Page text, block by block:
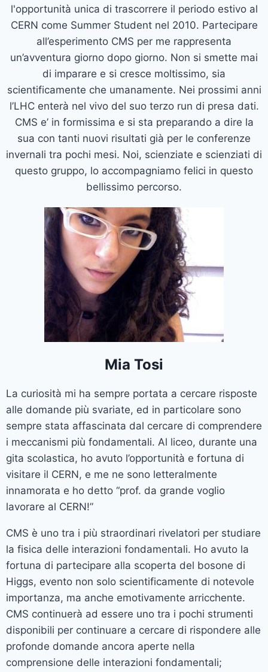
l'opportunità unica di trascorrere il periodo estivo al
CERN come Summer Student nel 2010. Partecipare
all’esperimento CMS per me rappresenta
un’avventura giorno dopo giorno. Non si smette mai
di imparare e si cresce moltissimo, sia
scientificamente che umanamente. Nei prossimi anni
l’LHC enterà nel vivo del suo terzo run di presa dati.
CMS e’ in formissima e si sta preparando a dire la
sua con tanti nuovi risultati già per le conferenze
invernali tra pochi mesi. Noi, scienziate e scienziati di
questo gruppo, lo accompagniamo felici in questo
bellissimo percorso.
Mia Tosi
La curiosità mi ha sempre portata a cercare risposte
alle domande più svariate, ed in particolare sono
sempre stata affascinata dal cercare di comprendere
i meccanismi più fondamentali. Al liceo, durante una
gita scolastica, ho avuto l’opportunità e fortuna di
visitare il CERN, e me ne sono letteralmente
innamorata e ho detto “prof. da grande voglio
lavorare al CERN!”
CMS è uno tra i più straordinari rivelatori per studiare
la fisica delle interazioni fondamentali. Ho avuto la
fortuna di partecipare alla scoperta del bosone di
Higgs, evento non solo scientificamente di notevole
importanza, ma anche emotivamente arricchente.
CMS continuerà ad essere uno tra i pochi strumenti
disponibili per continuare a cercare di rispondere alle
profonde domande ancora aperte nella
comprensione delle interazioni fondamentali;